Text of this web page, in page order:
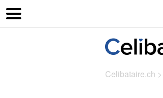
Celibataire.ch >